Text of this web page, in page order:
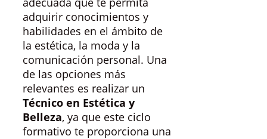
adquirir conocimientos y
habilidades en el ámbito de
la estética, la moda y la
comunicación personal. Una
de las opciones más
relevantes es realizar un
Técnico en Estética y
Belleza, ya que este ciclo
formativo te proporciona una